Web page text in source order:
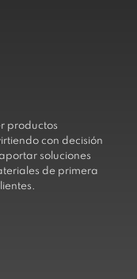
productos
con decisión
soluciones
de primera